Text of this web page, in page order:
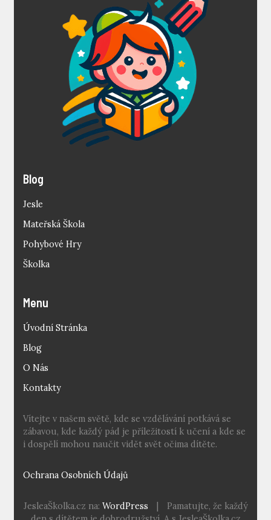
Blog
Jesle
Mateřská Škola
Pohybové Hry
Školka
Menu
Úvodní Stránka
Blog
O Nás
Kontakty
Vítejte v našem světě, kde se vzdělávání potkává se
zábavou, kde každý pád je příležitostí k učení a kde se
i dospělí mohou naučit vidět svět očima dítěte.
Ochrana Osobních Údajů
JesleaŠkolka.cz na: WordPress
Pamatujte, že každý